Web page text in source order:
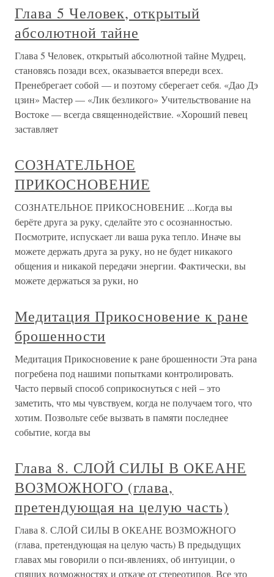
Глава 5 Человек, открытый
абсолютной тайне
Глава 5 Человек, открытый абсолютной тайне Мудрец,
становясь позади всех, оказывается впереди всех.
Пренебрегает собой — и поэтому сберегает себя. «Дао Дэ
цзин» Мастер — «Лик безликого» Учительствование на
Востоке — всегда священнодействие. «Хороший певец
заставляет
СОЗНАТЕЛЬНОЕ
ПРИКОСНОВЕНИЕ
СОЗНАТЕЛЬНОЕ ПРИКОСНОВЕНИЕ ...Когда вы
берёте друга за руку, сделайте это с осознанностью.
Посмотрите, испускает ли ваша рука тепло. Иначе вы
можете держать друга за руку, но не будет никакого
общения и никакой передачи энергии. Фактически, вы
можете держаться за руки, но
Медитация Прикосновение к ране
брошенности
Медитация Прикосновение к ране брошенности Эта рана
погребена под нашими попытками контролировать.
Часто первый способ соприкоснуться с ней – это
заметить, что мы чувствуем, когда не получаем того, что
хотим. Позвольте себе вызвать в памяти последнее
событие, когда вы
Глава 8. СЛОЙ СИЛЫ В ОКЕАНЕ
ВОЗМОЖНОГО (глава,
претендующая на целую часть)
Глава 8. СЛОЙ СИЛЫ В ОКЕАНЕ ВОЗМОЖНОГО
(глава, претендующая на целую часть) В предыдущих
главах мы говорили о пси-явлениях, об интуиции, о
спящих возможностях и отказе от стереотипов. Все это